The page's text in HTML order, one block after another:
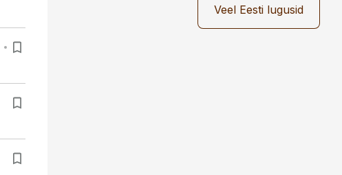
Veel Eesti lugusid